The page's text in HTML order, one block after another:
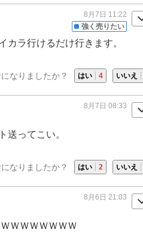
強く売りたい
8月7日 11:22
カラ行けるだけ行きます。
なりましたか？ はい 4 いいえ
8月7日 08:33
送ってこい。
なりましたか？ はい 2 いいえ
8月6日 21:03
ＷＷＷＷＷＷＷ